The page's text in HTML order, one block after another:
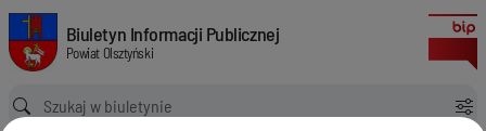
Zgłoszenia budowy 2024
Biuletyn Informacji Publicznej Powiat Olsztyński
Biuletyn Informacji Publicznej
Powiat Olsztyński